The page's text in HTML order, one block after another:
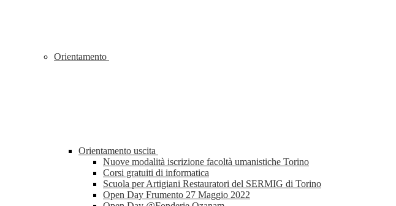
Orientamento
Orientamento uscita
Nuove modalità iscrizione facoltà umanistiche Torino
Corsi gratuiti di informatica
Scuola per Artigiani Restauratori del SERMIG di Torino
Open Day Frumento 27 Maggio 2022